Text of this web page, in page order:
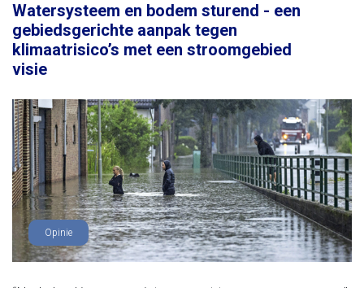
Watersysteem en bodem sturend - een
gebiedsgerichte aanpak tegen
klimaatrisico’s met een stroomgebied
visie
Opinie